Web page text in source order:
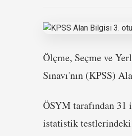
Ölçme, Seçme ve
Sınavı'nın (KPSS)
ÖSYM tarafından 31
istatistik testlerindeki